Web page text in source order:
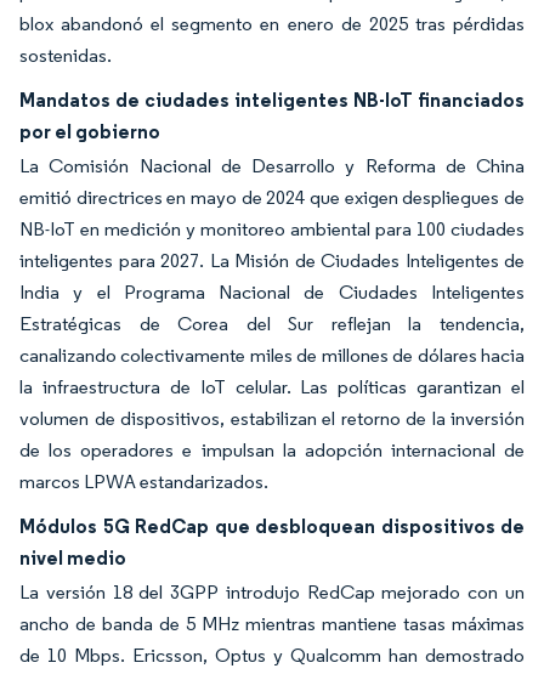
blox abandonó el segmento en enero de 2025 tras pérdidas
sostenidas.
Mandatos de ciudades inteligentes NB-IoT financiados
por el gobierno
La Comisión Nacional de Desarrollo y Reforma de China
emitió directrices en mayo de 2024 que exigen despliegues de
NB-IoT en medición y monitoreo ambiental para 100 ciudades
inteligentes para 2027. La Misión de Ciudades Inteligentes de
India y el Programa Nacional de Ciudades Inteligentes
Estratégicas de Corea del Sur reflejan la tendencia,
canalizando colectivamente miles de millones de dólares hacia
la infraestructura de IoT celular. Las políticas garantizan el
volumen de dispositivos, estabilizan el retorno de la inversión
de los operadores e impulsan la adopción internacional de
marcos LPWA estandarizados.
Módulos 5G RedCap que desbloquean dispositivos de
nivel medio
La versión 18 del 3GPP introdujo RedCap mejorado con un
ancho de banda de 5 MHz mientras mantiene tasas máximas
de 10 Mbps. Ericsson, Optus y Qualcomm han demostrado